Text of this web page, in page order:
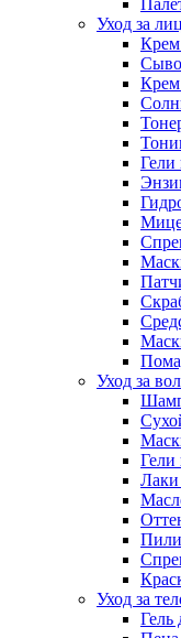
Уход за
Крем
Крем
Гели
Уход за
Гели
Лаки
Уход за
Гель